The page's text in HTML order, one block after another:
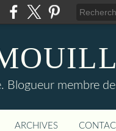
Blogueur membre
ARCHIVES